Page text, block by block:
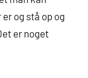
og stå op og
er noget